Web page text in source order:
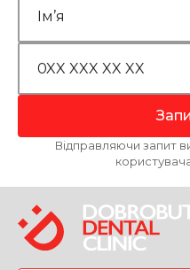
Відправляючи запит